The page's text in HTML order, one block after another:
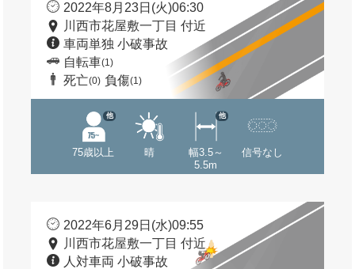
2022年8月23日(火)06:30
川西市花屋敷一丁目 付近
車両単独 小破事故
自転車(1)
死亡(0) 負傷(1)
75歳以上
他
晴
幅3.5～
5.5m
他
信号なし
2022年6月29日(水)09:55
川西市花屋敷一丁目 付近
人対車両 小破事故